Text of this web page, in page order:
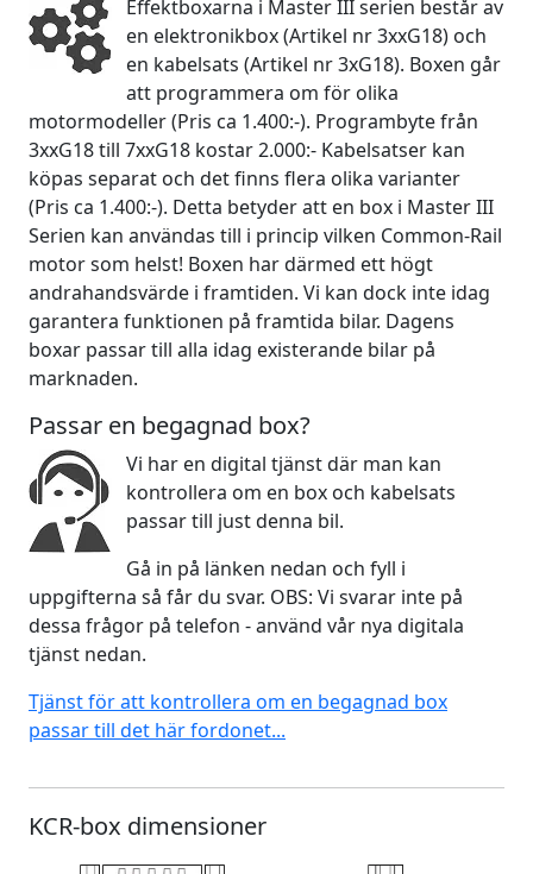
Effektboxarna i Master III serien består av
en elektronikbox (Artikel nr 3xxG18) och
en kabelsats (Artikel nr 3xG18). Boxen går
att programmera om för olika
motormodeller (Pris ca 1.400:-). Programbyte från
3xxG18 till 7xxG18 kostar 2.000:- Kabelsatser kan
köpas separat och det finns flera olika varianter
(Pris ca 1.400:-). Detta betyder att en box i Master III
Serien kan användas till i princip vilken Common-Rail
motor som helst! Boxen har därmed ett högt
andrahandsvärde i framtiden. Vi kan dock inte idag
garantera funktionen på framtida bilar. Dagens
boxar passar till alla idag existerande bilar på
marknaden.
Passar en begagnad box?
Vi har en digital tjänst där man kan
kontrollera om en box och kabelsats
passar till just denna bil.
Gå in på länken nedan och fyll i
uppgifterna så får du svar. OBS: Vi svarar inte på
dessa frågor på telefon - använd vår nya digitala
tjänst nedan.
Tjänst för att kontrollera om en begagnad box
passar till det här fordonet...
KCR-box dimensioner